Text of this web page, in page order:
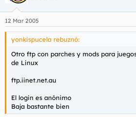
12 Mar 2005
yonkispucela rebuznó:
Otro ftp con parches y mods para
de Linux
ftp.iinet.net.au
El login es anónimo
Baja bastante bien